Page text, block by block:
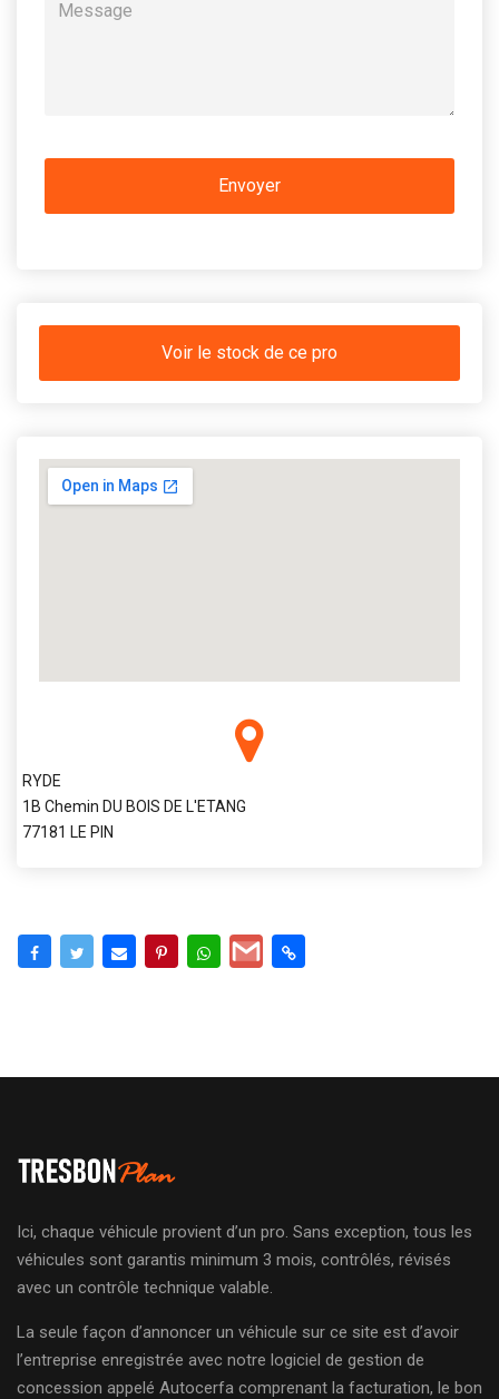
Voir le stock de ce pro
RYDE
1B Chemin DU BOIS DE L'ETANG
77181 LE PIN
Ici, chaque véhicule provient d’un pro. Sans exception, tous les
véhicules sont garantis minimum 3 mois, contrôlés, révisés
avec un contrôle technique valable.
La seule façon d’annoncer un véhicule sur ce site est d’avoir
l’entreprise enregistrée avec notre logiciel de gestion de
concession appelé Autocerfa comprenant la facturation, le bon